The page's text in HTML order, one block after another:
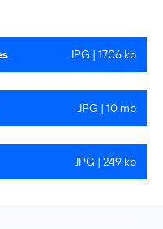
JPG | 1706 kb
JPG | 10 mb
JPG | 249 kb